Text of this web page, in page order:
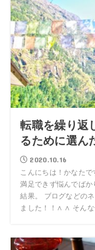
転職を繰り返
るために選ん
2020.10.16
こんにちは！かなた
満足できず悩んでば
結果。 ブログなどの
ました！！∧ ∧ そんな